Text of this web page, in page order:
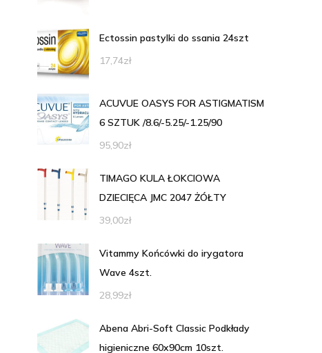
Ectossin pastylki do ssania 24szt
17,74zł
ACUVUE OASYS FOR ASTIGMATISM
6 SZTUK /8.6/-5.25/-1.25/90
95,90zł
TIMAGO KULA ŁOKCIOWA
DZIECIĘCA JMC 2047 ŻÓŁTY
39,00zł
Vitammy Końcówki do irygatora
Wave 4szt.
28,99zł
Abena Abri-Soft Classic Podkłady
higieniczne 60x90cm 10szt.